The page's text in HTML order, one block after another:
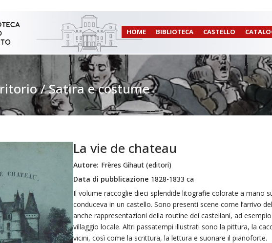
HOME BIBLIOTECA CASTELLO
/ Satira e costume
La vie de chateau
Autore: Frères Gihaut (editori)
Data di pubblicazione 1828-1833 ca
Il volume raccoglie dieci splendide litografie colorate a mano
conduceva in un castello. Sono presenti scene come l’arrivo
anche rappresentazioni della routine dei castellani, ad
villaggio locale. Altri passatempi illustrati sono la pittura, la
vicini, così come la scrittura, la lettura e suonare il pianoforte.